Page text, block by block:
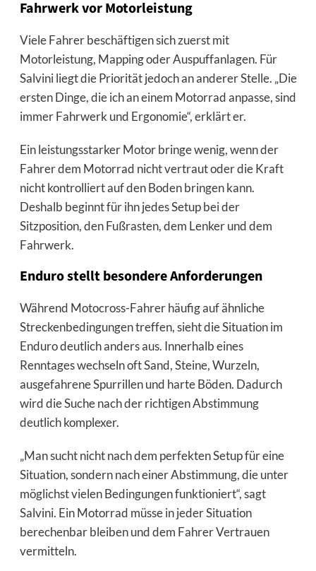
Fahrwerk vor Motorleistung
Viele Fahrer beschäftigen sich zuerst mit
Motorleistung, Mapping oder Auspuffanlagen. Für
Salvini liegt die Priorität jedoch an anderer Stelle. „Die
ersten Dinge, die ich an einem Motorrad anpasse, sind
immer Fahrwerk und Ergonomie“, erklärt er.
Ein leistungsstarker Motor bringe wenig, wenn der
Fahrer dem Motorrad nicht vertraut oder die Kraft
nicht kontrolliert auf den Boden bringen kann.
Deshalb beginnt für ihn jedes Setup bei der
Sitzposition, den Fußrasten, dem Lenker und dem
Fahrwerk.
Enduro stellt besondere Anforderungen
Während Motocross-Fahrer häufig auf ähnliche
Streckenbedingungen treffen, sieht die Situation im
Enduro deutlich anders aus. Innerhalb eines
Renntages wechseln oft Sand, Steine, Wurzeln,
ausgefahrene Spurrillen und harte Böden. Dadurch
wird die Suche nach der richtigen Abstimmung
deutlich komplexer.
„Man sucht nicht nach dem perfekten Setup für eine
Situation, sondern nach einer Abstimmung, die unter
möglichst vielen Bedingungen funktioniert“, sagt
Salvini. Ein Motorrad müsse in jeder Situation
berechenbar bleiben und dem Fahrer Vertrauen
vermitteln.